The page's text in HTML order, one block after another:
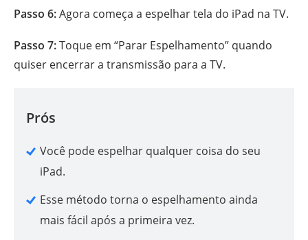
Passo 6:Agora começa a espelhar tela do iPad na TV.
Passo 7:Toque em “Parar Espelhamento” quando
quiser encerrar a transmissão para a TV.
Prós
Você pode espelhar qualquer coisa do seu
iPad.
Esse método torna o espelhamento ainda
mais fácil após a primeira vez.